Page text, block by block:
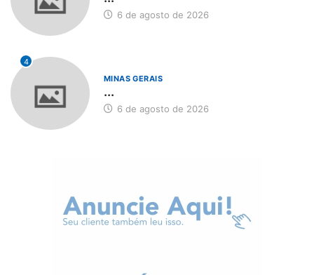
6 de agosto de 2026
4
MINAS GERAIS
...
6 de agosto de 2026